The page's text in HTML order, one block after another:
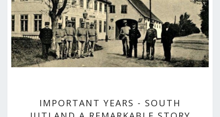
LECTURES
ABOUT US
YEARS
-
IMPORTANT YEARS - SOUTH